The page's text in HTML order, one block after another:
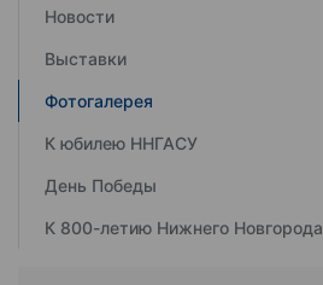
Новости
Выставки
Фотогалерея
К юбилею ННГАСУ
День Победы
К 800-летию Нижнего Новгорода